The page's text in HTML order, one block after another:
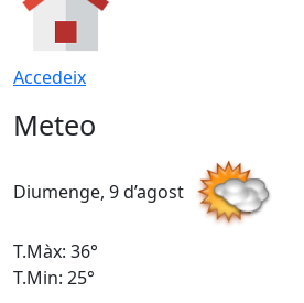
Accedeix
Meteo
Diumenge, 9 d’agost
T.Màx: 36°
T.Min: 25°